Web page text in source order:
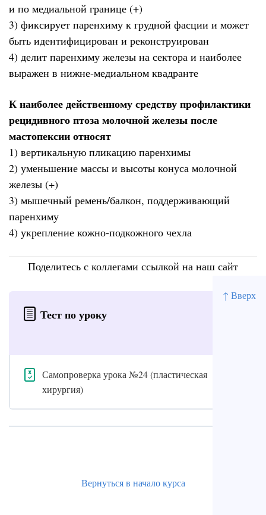
↑ Вверх
и по медиальной границе (+)
3) фиксирует паренхиму к грудной фасции и может
быть идентифицирован и реконструирован
4) делит паренхиму железы на сектора и наиболее
выражен в нижне-медиальном квадранте
К наиболее действенному средству профилактики
рецидивного птоза молочной железы после
мастопексии относят
1) вертикальную пликацию паренхимы
2) уменьшение массы и высоты конуса молочной
железы (+)
3) мышечный ремень/балкон, поддерживающий
паренхиму
4) укрепление кожно-подкожного чехла
Поделитесь с коллегами ссылкой на наш сайт
Тест по уроку
Самопроверка урока №24 (пластическая
хирургия)
Вернуться в начало курса